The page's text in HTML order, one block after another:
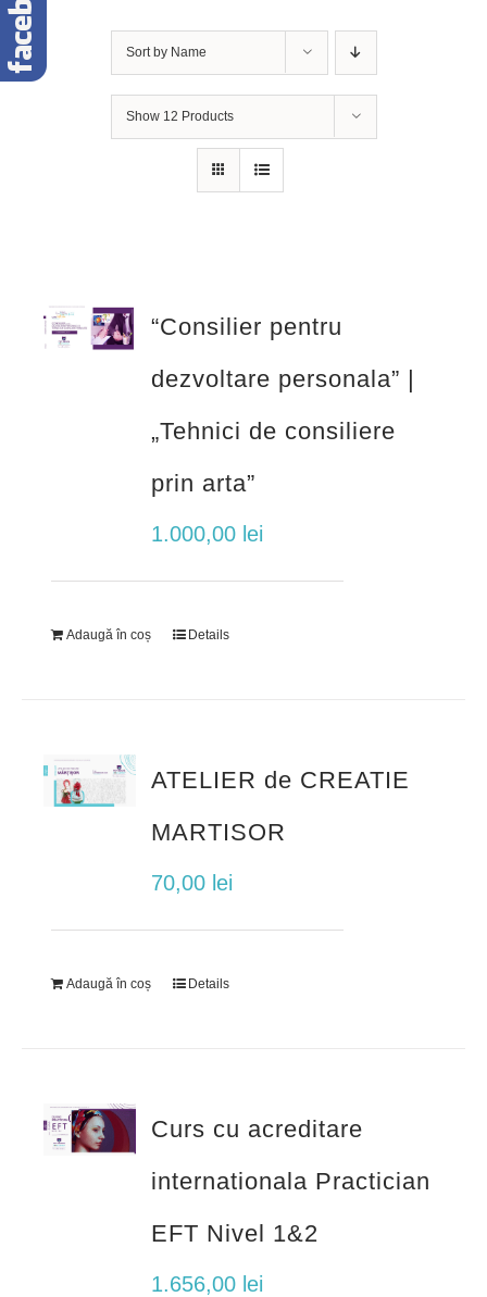
Sort by Name
Show 12 Products
“Consilier pentru
dezvoltare personala” |
„Tehnici de consiliere
prin arta”
1.000,00 lei
Adaugă în coș Details
ATELIER de CREATIE
MARTISOR
70,00 lei
Adaugă în coș Details
Curs cu acreditare
internationala Practician
EFT Nivel 1&2
1.656,00 lei